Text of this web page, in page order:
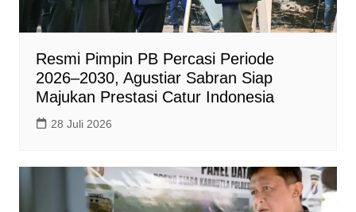
Resmi Pimpin PB Percasi Periode
2026–2030, Agustiar Sabran Siap
Majukan Prestasi Catur Indonesia
28 Juli 2026